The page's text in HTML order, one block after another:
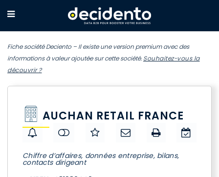
Fiche société Deciento – Il existe une version premium avec des
informations à valeur ajoutée sur cette société. Souhaitez-vous la
découvrir ?
AUCHAN RETAIL FRANCE
Chiffre d’affaires, données entreprise, bilans,
contacts dirigeant